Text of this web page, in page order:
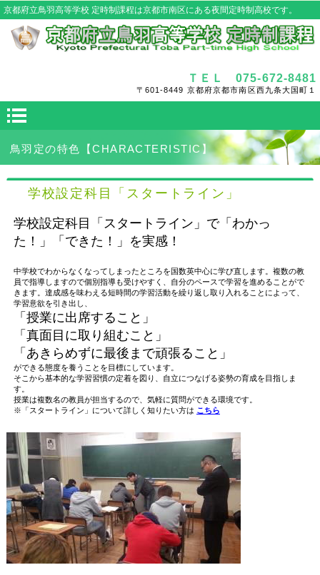
京都府立鳥羽高等学校 定時制課程は京都市南区にある夜間定時制高校です。
ＴＥＬ 075-672-8481
〒601-8449 京都府京都市南区西九条大国町１
鳥羽定の特色【CHARACTERISTIC】
学校設定科目「スタートライン」
学校設定科目「スタートライン」で「わかっ
た！」「できた！」を実感！
中学校でわからなくなってしまったところを国数英中心に学び直します。複数の教
員で指導しますので個別指導も受けやすく、自分のペースで学習を進めることがで
きます。達成感を味わえる短時間の学習活動を繰り返し取り入れることによって、
学習意欲を引き出し、
「授業に出席すること」
「真面目に取り組むこと」
「あきらめずに最後まで頑張ること」
ができる態度を養うことを目標にしています。
そこから基本的な学習習慣の定着を図り、自立につなげる姿勢の育成を目指しま
す。
授業は複数名の教員が担当するので、気軽に質問ができる環境です。
※「スタートライン」について詳しく知りたい方は こちら